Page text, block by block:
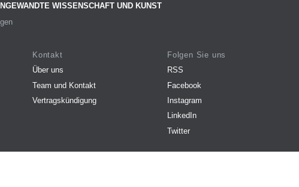
WISSENSCHAFT UND KUNST
Kontakt
Über uns
Team und Kontakt
Vertragskündigung
Folgen Sie uns
RSS
Facebook
Instagram
LinkedIn
Twitter